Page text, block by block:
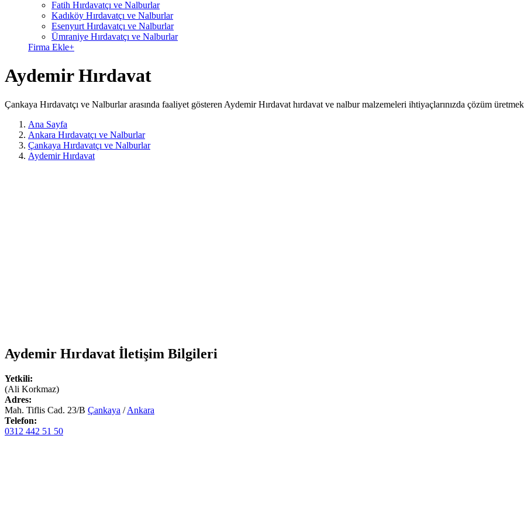
Fatih Hırdavatçı ve Nalburlar
Kadıköy Hırdavatçı ve Nalburlar
Esenyurt Hırdavatçı ve Nalburlar
Ümraniye Hırdavatçı ve Nalburlar
Firma Ekle+
Aydemir Hırdavat
Çankaya Hırdavatçı ve Nalburlar arasında faaliyet gösteren Aydemir Hırdavat hırdavat ve nalbur malzemeleri ihtiyaçlarınızda çözüm
Ana Sayfa
Ankara Hırdavatçı ve Nalburlar
Çankaya Hırdavatçı ve Nalburlar
Aydemir Hırdavat
Aydemir Hırdavat İletişim Bilgileri
Yetkili:
(Ali Korkmaz)
Adres:
Mah. Tiflis Cad. 23/B Çankaya /Ankara
Telefon:
0312 442 51 50